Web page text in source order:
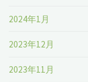
2024年1月
2023年12月
2023年11月